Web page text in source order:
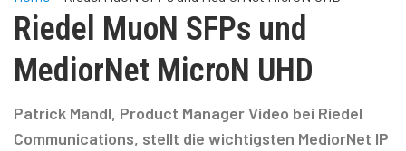
Riedel MuoN SFPs und
MediorNet MicroN UHD
Patrick Mandl, Product Manager Video bei Riedel
Communications, stellt die wichtigsten MediorNet IP